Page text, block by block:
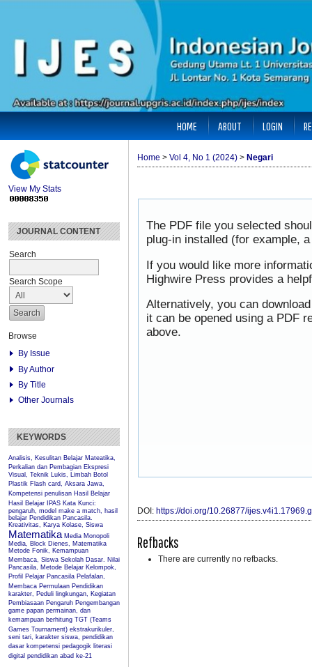
View My Stats
JOURNAL CONTENT
Search
Search Scope
Browse
By Issue
By Author
By Title
Other Journals
KEYWORDS
Analisis, Kesulitan Belajar Mateatika,
Perkalian dan Pembagian Ekspresi
Visual, Teknik Lukis, Limbah Botol
Plastik Flash card, Aksara Jawa,
Kompetensi penulisan Hasil Belajar
Hasil Belajar IPAS Kata Kunci:
pengaruh, model make a match, hasil
belajar Pendidikan Pancasila.
Kreativitas, Karya Kolase, Siswa
Matematika Media Monopoli
Media, Block Dienes, Matematika
Metode Fonik, Kemampuan
Membaca, Siswa Sekolah Dasar. Nilai
Pancasila, Metode Belajar Kelompok,
Profil Pelajar Pancasila Pelafalan,
Membaca Permulaan Pendidikan
karakter, Peduli lingkungan, Kegiatan
Pembiasaan Pengaruh Pengembangan
game papan permainan, dan
kemampuan berhitung TGT (Teams
Games Tournament) ekstrakurikuler,
seni tari, karakter siswa, pendidikan
dasar kompetensi pedagogik literasi
digital pendidikan abad ke-21
HOME ABOUT LOGIN
Home > Vol 4, No 1 (2024) > Negari
The PDF file you selected
plug-in installed (for example,
If you would like more
Highwire Press provides a
Alternatively, you can
it can be opened using a PDF
above.
DOI: https://doi.org/10.26877/
Refbacks
There are currently no refbacks.